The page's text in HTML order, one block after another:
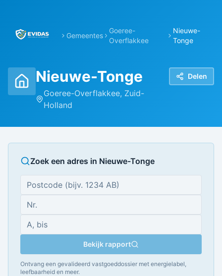
Gemeentes
Goeree-
Overflakkee
Nieuwe-
Tonge
Nieuwe-Tonge
Goeree-Overflakkee, Zuid-
Holland
Delen
Zoek een adres in Nieuwe-Tonge
Bekijk rapport
Ontvang een gevalideerd vastgoeddossier met energielabel,
leefbaarheid en meer.